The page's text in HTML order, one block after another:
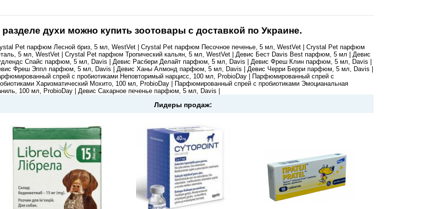
разделе духи можно купить зоотовары с доставкой по Украине.
Pet парфюм Лесной бриз, 5 мл, WestVet | Crystal Pet парфюм Песочное печенье, 5 мл, WestVet | Crystal Pet парфюм
5 мл, WestVet | Crystal Pet парфюм Тропический кальян, 5 мл, WestVet | Девис Бест Davis Best парфюм, 5 мл | Девис
Спайс парфюм, 5 мл, Davis | Девис Расбери Делайт парфюм, 5 мл, Davis | Девис Фреш Клин парфюм, 5 мл, Davis |
Фреш Эппл парфюм, 5 мл, Davis | Девис Ханы Алмонд парфюм, 5 мл, Davis | Девис Черри Берри парфюм, 5 мл, Davis |
спрей с пробиотиками Неповторимый нарцисс, 100 мл, ProbioDay | Парфюмированный спрей с
Харизматический Мохито, 100 мл, ProbioDay | Парфюмированный спрей с пробиотиками Эмоцианальная
100 мл, ProbioDay | Девис Сахарное печенье парфюм, 5 мл, Davis |
Лидеры продаж: